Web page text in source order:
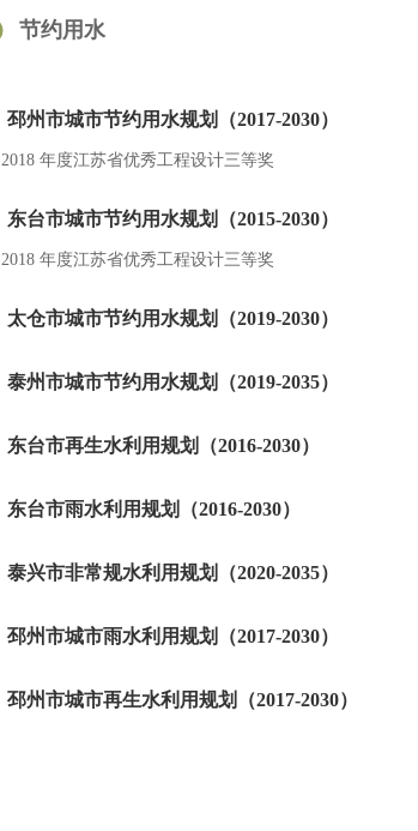
节约用水
邳州市城市节约用水规划（2017-2030）
2018 年度江苏省优秀工程设计三等奖
东台市城市节约用水规划（2015-2030）
2018 年度江苏省优秀工程设计三等奖
太仓市城市节约用水规划（2019-2030）
泰州市城市节约用水规划（2019-2035）
东台市再生水利用规划（2016-2030）
东台市雨水利用规划（2016-2030）
泰兴市非常规水利用规划（2020-2035）
邳州市城市雨水利用规划（2017-2030）
邳州市城市再生水利用规划（2017-2030）